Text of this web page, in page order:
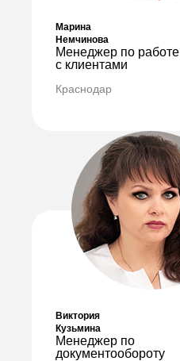
Марина
Немчинова
Менеджер по работе
с клиентами
Краснодар
Виктория
Кузьмина
Менеджер по
документообороту